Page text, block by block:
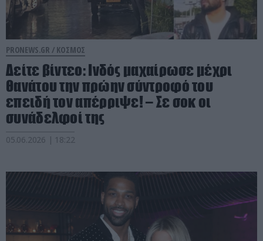
PRONEWS.GR / ΚΟΣΜΟΣ
Δείτε βίντεο: Ινδός μαχαίρωσε μέχρι
θανάτου την πρώην σύντροφό του
επειδή τον απέρριψε! – Σε σοκ οι
συνάδελφοί της
05.06.2026 | 18:22